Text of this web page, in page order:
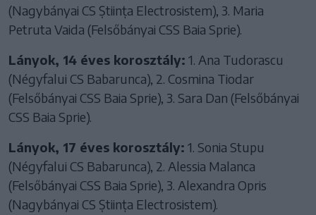
(Nagybányai CS Știința Electrosistem), 3. Maria
Petruta Vaida (Felsőbányai CSS Baia Sprie).
Lányok, 14 éves korosztály: 1. Ana Tudorascu
(Négyfalui CS Babarunca), 2. Cosmina Tiodar
(Felsőbányai CSS Baia Sprie), 3. Sara Dan (Felsőbányai
CSS Baia Sprie).
Lányok, 17 éves korosztály: 1. Sonia Stupu
(Négyfalui CS Babarunca), 2. Alessia Malanca
(Felsőbányai CSS Baia Sprie), 3. Alexandra Opris
(Nagybányai CS Știința Electrosistem).